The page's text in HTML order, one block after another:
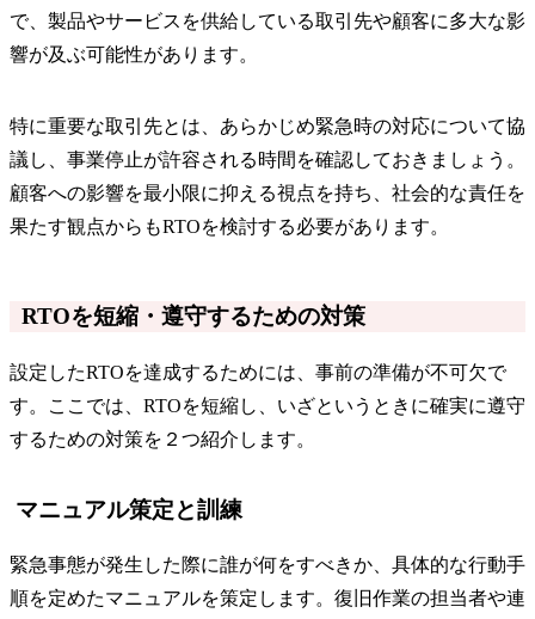
で、製品やサービスを供給している取引先や顧客に多大な影
響が及ぶ可能性があります。
特に重要な取引先とは、あらかじめ緊急時の対応について協
議し、事業停止が許容される時間を確認しておきましょう。
顧客への影響を最小限に抑える視点を持ち、社会的な責任を
果たす観点からもRTOを検討する必要があります。
RTOを短縮・遵守するための対策
設定したRTOを達成するためには、事前の準備が不可欠で
す。ここでは、RTOを短縮し、いざというときに確実に遵守
するための対策を２つ紹介します。
マニュアル策定と訓練
緊急事態が発生した際に誰が何をすべきか、具体的な行動手
順を定めたマニュアルを策定します。復旧作業の担当者や連